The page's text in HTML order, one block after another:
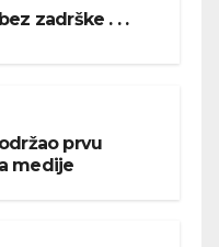
zadrške . . .
prvu
medije